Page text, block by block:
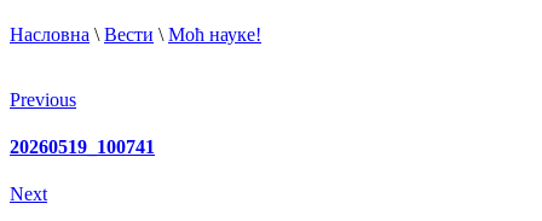
Насловна \ Вести \ Моћ науке!
Previous
20260519_100741
Next